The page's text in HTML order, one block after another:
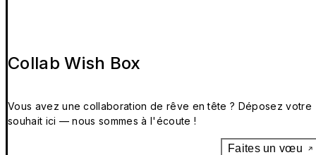
Collab Wish Box
Vous avez une collaboration de rêve en tête ? Déposez votre
souhait ici — nous sommes à l'écoute !
Faites un vœu